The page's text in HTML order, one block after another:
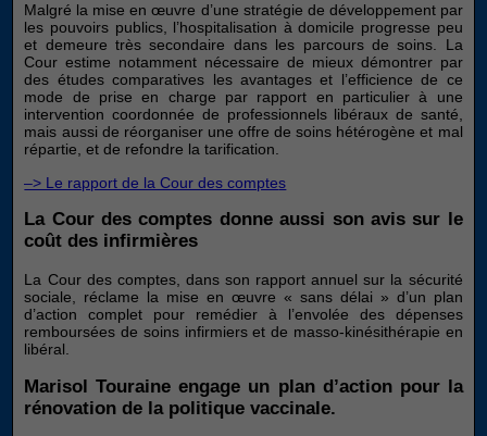
Malgré la mise en œuvre d’une stratégie de développement par
les pouvoirs publics, l’hospitalisation à domicile progresse peu
et demeure très secondaire dans les parcours de soins. La
Cour estime notamment nécessaire de mieux démontrer par
des études comparatives les avantages et l’efficience de ce
mode de prise en charge par rapport en particulier à une
intervention coordonnée de professionnels libéraux de santé,
mais aussi de réorganiser une offre de soins hétérogène et mal
répartie, et de refondre la tarification.
–> Le rapport de la Cour des comptes
La Cour des comptes donne aussi son avis sur le
coût des infirmières
La Cour des comptes, dans son rapport annuel sur la sécurité
sociale, réclame la mise en œuvre « sans délai » d’un plan
d’action complet pour remédier à l’envolée des dépenses
remboursées de soins infirmiers et de masso-kinésithérapie en
libéral.
Marisol Touraine engage un plan d’action pour la
rénovation de la politique vaccinale.